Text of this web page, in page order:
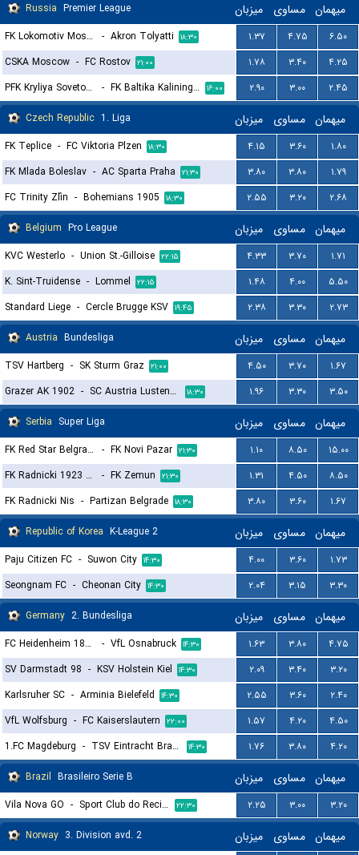
Russia Premier League میزبان مساوی میهمان
FK Lokomotiv Moscow - Akron Tolyatti ۱۸:۳۰ ۱.۳۷ ۴.۷۵
۶.۵۰
CSKA Moscow - FC Rostov ۲۱:۰۰ ۱.۷۸ ۳.۴۰
۴.۲۵
PFK Kryliya Sovetov Samara
- FK Baltika Kaliningrad ۱۶:۰۰ ۲.۹۰ ۳.۰۰
۲.۴۵
Czech Republic 1. Liga میزبان مساوی میهمان
FK Teplice - FC Viktoria Plzen ۱۸:۳۰ ۴.۱۵ ۳.۶۰
۱.۸۰
FK Mlada Boleslav - AC Sparta Praha ۲۱:۳۰ ۳.۸۰ ۳.۸۰
۱.۷۹
FC Trinity Zlín - Bohemians 1905 ۱۸:۳۰ ۲.۵۵ ۳.۲۰
۲.۶۸
Belgium Pro League میزبان مساوی میهمان
KVC Westerlo - Union St.-Gilloise ۲۲:۱۵ ۴.۳۳ ۳.۷۰
۱.۷۱
K. Sint-Truidense - Lommel ۲۲:۱۵ ۱.۴۸ ۴.۰۰
۵.۵۰
Standard Liege - Cercle Brugge KSV ۱۹:۴۵ ۲.۳۸ ۳.۳۰
۲.۷۳
Austria Bundesliga میزبان مساوی میهمان
TSV Hartberg - SK Sturm Graz ۲۱:۰۰ ۴.۵۰ ۳.۷۰
۱.۶۷
Grazer AK 1902 - SC Austria Lustenau ۱۸:۳۰ ۱.۹۶ ۳.۳۰
۳.۵۰
Serbia Super Liga میزبان مساوی میهمان
FK Red Star Belgrade (Crvena Zvezda) - FK Novi Pazar ۲۱:۳۰ ۱.۱۰ ۸.۵۰
۱۵.۰۰
FK Radnicki 1923 Kragujevac
- FK Zemun ۲۱:۳۰ ۱.۳۱ ۴.۵۰
۸.۵۰
FK Radnicki Nis - Partizan Belgrade ۱۸:۳۰ ۳.۸۰ ۳.۶۰
۱.۶۷
Republic of Korea K-League 2 میزبان مساوی میهمان
Paju Citizen FC - Suwon City ۱۴:۳۰ ۴.۰۰ ۳.۶۰
۱.۷۳
Seongnam FC - Cheonan City ۱۴:۳۰ ۲.۰۴ ۳.۱۵
۳.۳۰
Germany 2. Bundesliga میزبان مساوی میهمان
FC Heidenheim 1846 - VfL Osnabruck ۱۴:۳۰ ۱.۶۳ ۳.۸۰
۴.۷۵
SV Darmstadt 98 - KSV Holstein Kiel ۱۴:۳۰ ۲.۰۹ ۳.۴۰
۳.۲۰
Karlsruher SC - Arminia Bielefeld ۱۴:۳۰ ۲.۵۵ ۳.۶۰
۲.۴۰
VfL Wolfsburg - FC Kaiserslautern ۲۲:۰۰ ۱.۵۷ ۴.۲۰
۴.۵۰
1.FC Magdeburg - TSV Eintracht Braunschweig ۱۴:۳۰ ۱.۷۶ ۳.۸۰
۴.۲۰
Brazil Brasileiro Serie B میزبان مساوی میهمان
Vila Nova GO - Sport Club do Recife ۲۲:۳۰ ۲.۲۵ ۳.۰۰
۳.۲۰
Norway 3. Division avd. 2 میزبان مساوی میهمان